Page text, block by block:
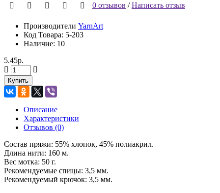
0 отзывов /Написать отзыв
Производители YarnArt
Код Товара: 5-203
Наличие: 10
5.45р.
Купить
Описание
Характеристики
Отзывов (0)
Состав пряжи: 55% хлопок, 45% полиакрил.
Длина нити: 160 м.
Вес мотка: 50 г.
Рекомендуемые спицы: 3,5 мм.
Рекомендуемый крючок: 3,5 мм.